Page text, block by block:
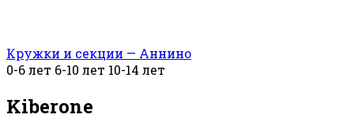
Кружки и секции — Аннино
0-6 лет 6-10 лет 10-14 лет
Kiberone